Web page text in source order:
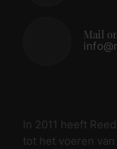
Mail
In 2011 heeft
tot het voeren